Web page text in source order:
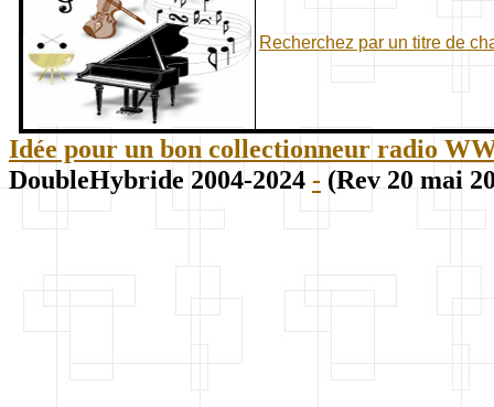
Recherchez par un titre de
Idée pour un bon collectionneur radio
DoubleHybride 2004-2024 - (Rev 20 mai